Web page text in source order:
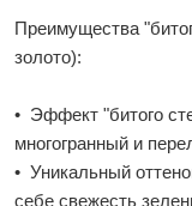
Преимущества
золото):
• Эффект "битого
многогранный и
• Уникальный
себе свежесть